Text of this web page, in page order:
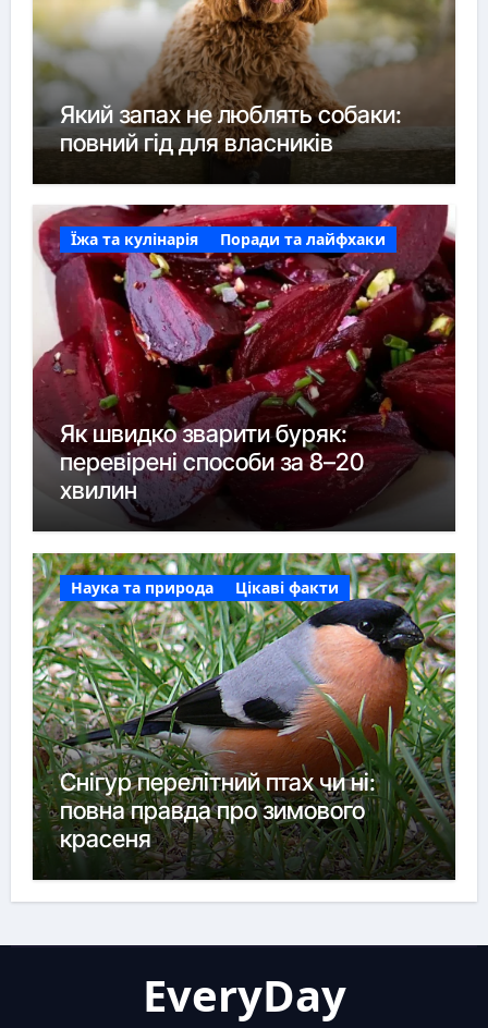
Який запах не люблять собаки:
повний гід для власників
Їжа та кулінарія Поради та лайфхаки
Як швидко зварити буряк:
перевірені способи за 8–20
хвилин
Наука та природа Цікаві факти
Снігур перелітний птах чи ні:
повна правда про зимового
красеня
EveryDay